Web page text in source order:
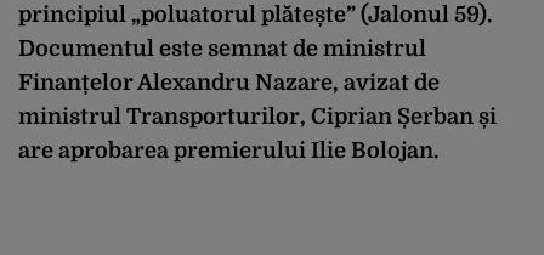
principiul „poluatorul plătește” (Jalonul 59).
Documentul este semnat de ministrul
Finanțelor Alexandru Nazare, avizat de
ministrul Transporturilor, Ciprian Șerban și
are aprobarea premierului Ilie Bolojan.